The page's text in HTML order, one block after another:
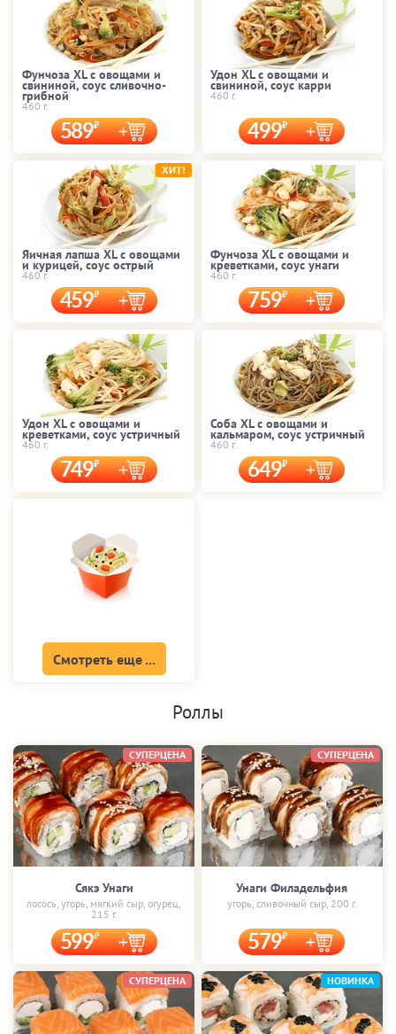
Фунчоза XL с овощами и
свининой, соус сливочно-
грибной
460 г.
589
Удон XL с овощами и
свининой, соус карри
460 г.
499
Яичная лапша XL с овощами
и курицей, соус острый
460 г.
459
ХИТ!
Фунчоза XL с овощами и
креветками, соус унаги
460 г.
759
Удон XL с овощами и
креветками, соус устричный
460 г.
749
Соба XL с овощами и
кальмаром, соус устричный
460 г.
649
Смотреть еще ...
Роллы
Сякэ Унаги
лосось, угорь, мягкий сыр, огурец,
215 г.
599
СУПЕРЦЕНА
Унаги Филадельфия
угорь, сливочный сыр, 200 г.
579
СУПЕРЦЕНА
СУПЕРЦЕНА НОВИНКА